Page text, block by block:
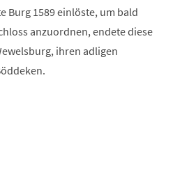
Burg 1589 einlöste, um bald
anzuordnen, endete diese
ihren adligen